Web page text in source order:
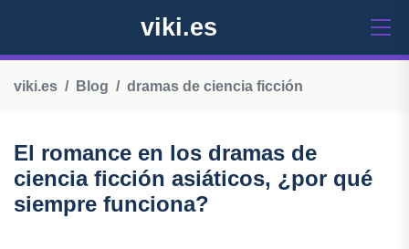
viki.es
viki.es Blog dramas de ciencia ficción
El romance en los dramas de
ciencia ficción asiáticos, ¿por qué
siempre funciona?